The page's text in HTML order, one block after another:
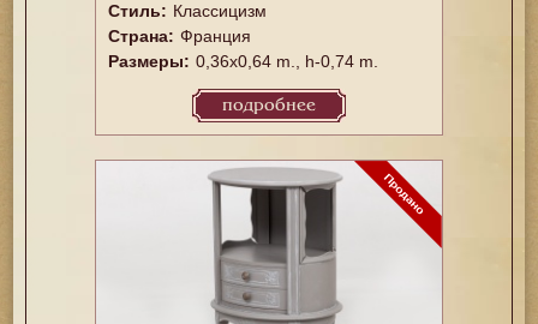
Стиль: Классицизм
Страна: Франция
Размеры: 0,36x0,64 m., h-0,74 m.
подробнее